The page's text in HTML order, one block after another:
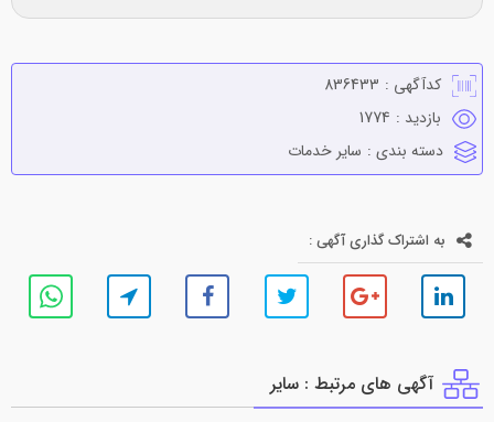
کدآگهی : 836433
بازدید : 1774
دسته بندی : ساير خدمات
به اشتراک گذاری آگهی :
آگهی های مرتبط : ساير